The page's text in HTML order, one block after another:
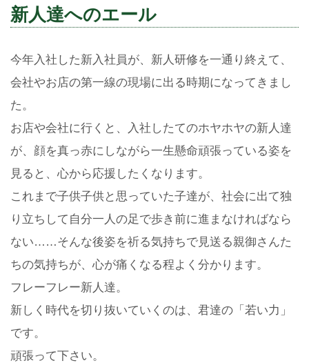
新人達へのエール
今年入社した新入社員が、新人研修を一通り終えて、
会社やお店の第一線の現場に出る時期になってきまし
た。
お店や会社に行くと、入社したてのホヤホヤの新人達
が、顔を真っ赤にしながら一生懸命頑張っている姿を
見ると、心から応援したくなります。
これまで子供子供と思っていた子達が、社会に出て独
り立ちして自分一人の足で歩き前に進まなければなら
ない……そんな後姿を祈る気持ちで見送る親御さんた
ちの気持ちが、心が痛くなる程よく分かります。
フレーフレー新人達。
新しく時代を切り抜いていくのは、君達の「若い力」
です。
頑張って下さい。